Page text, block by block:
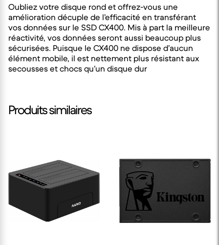
Oubliez votre disque rond et offrez-vous une
amélioration décuple de l’efficacité en transférant
vos données sur le SSD CX400. Mis à part la meilleure
réactivité, vos données seront aussi beaucoup plus
sécurisées. Puisque le CX400 ne dispose d’aucun
élément mobile, il est nettement plus résistant aux
secousses et chocs qu’un disque dur
Produits similaires